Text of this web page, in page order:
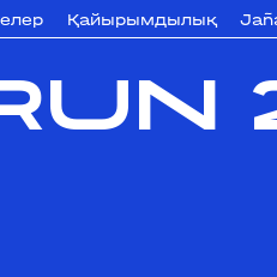
Қайырымдылық